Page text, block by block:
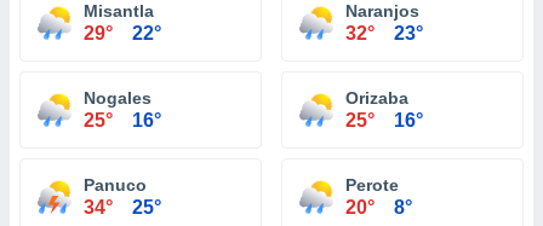
Misantla
29° 22°
Naranjos
32° 23°
Nogales
25° 16°
Orizaba
25° 16°
Panuco
34° 25°
Perote
20° 8°